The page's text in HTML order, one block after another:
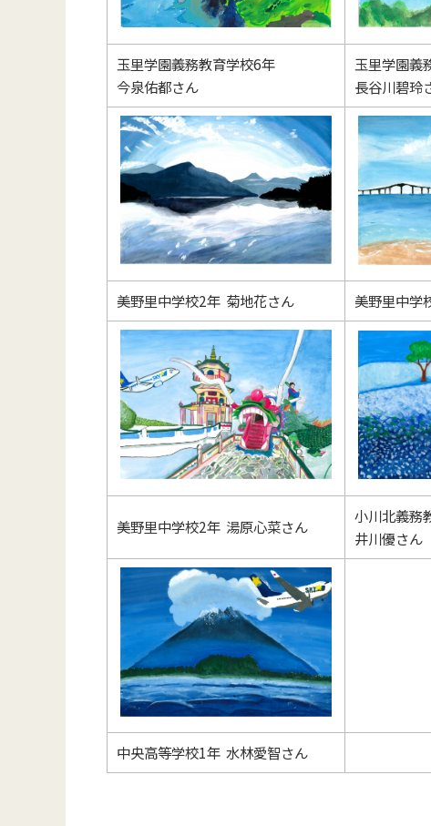
玉里学園義務教育学校6年
今泉佑都さん
玉里学園義
長谷川碧玲
美野里中学校2年 菊地花さん 美野里中学
美野里中学校2年 湯原心菜さん
小川北義務
井川優さん
中央高等学校1年 水林愛智さん